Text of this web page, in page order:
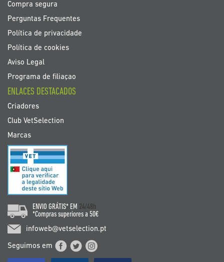
Compra segura
Perguntas Frequentes
Política de privacidade
Política de cookies
Aviso Legal
Programa de filiaçao
ENLACES DESTACADOS
Criadores
Club VetSelection
Marcas
ENVIO GRÁTIS* EM 24/48h
*Compras superiores a 50€
infoweb@vetselection.pt
Seguimos em